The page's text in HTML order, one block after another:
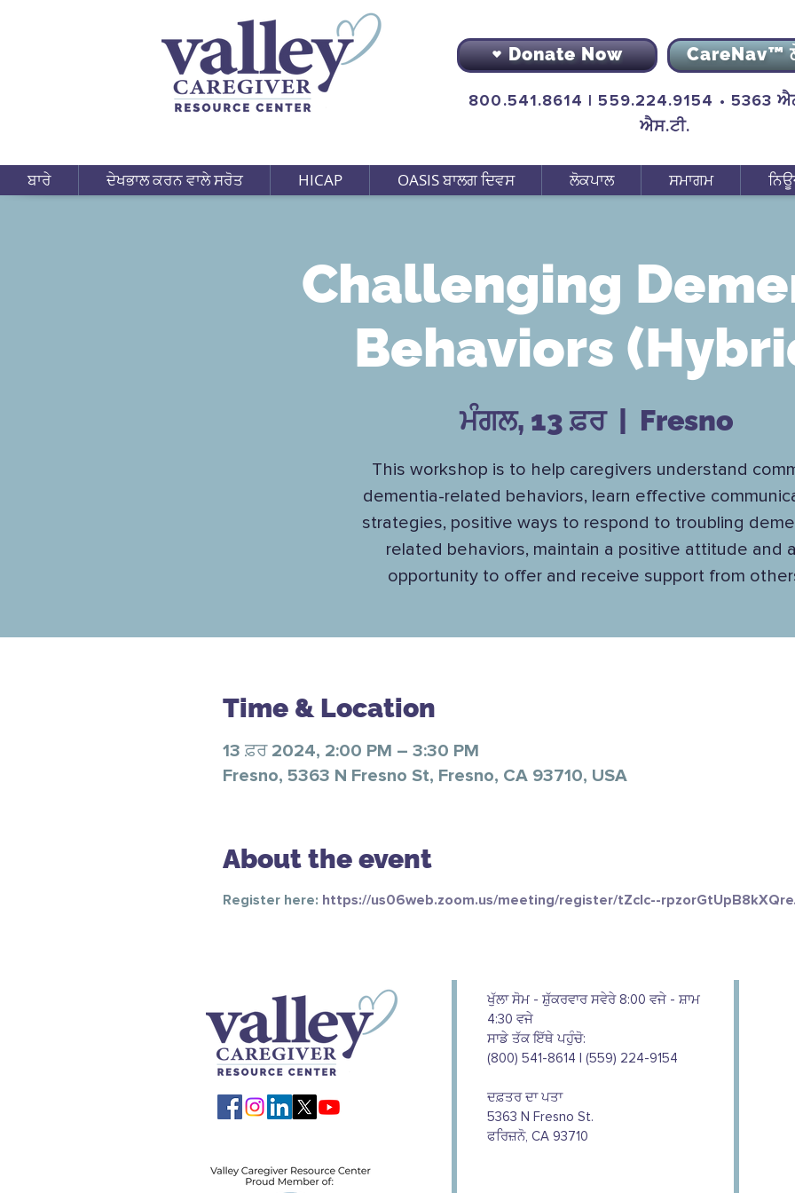
Donate Now CareNav™
800.541.8614 | 559.224.9154 • 5363
ਐਸ.ਟੀ.
ਬਾਰੇ ਦੇਖਭਾਲ ਕਰਨ ਵਾਲੇ ਸਰੋਤ HICAP OASIS ਬਾਲਗ ਦਿਵਸ ਲੋਕਪਾਲ ਸਮਾਗਮ
Challenging
Behaviors
ਮੰਗਲ, 13 ਫ਼ਰ
  |
Fresno
This workshop is to help caregivers understand
dementia-related behaviors, learn effective
strategies, positive ways to respond to troubling
related behaviors, maintain a positive attitude and
opportunity to offer and receive support from
Time & Location
13 ਫ਼ਰ 2024, 2:00 PM – 3:30 PM
Fresno, 5363 N Fresno St, Fresno, CA 93710, USA
About the event
Register here: https://us06web.zoom.us/meeting/register/tZclc--
ਖੁੱਲਾ ਸੋਮ - ਸ਼ੁੱਕਰਵਾਰ ਸਵੇਰੇ 8:00 ਵਜੇ - ਸ਼ਾਮ
4:30 ਵਜੇ
ਸਾਡੇ ਤੱਕ ਇੱਥੇ ਪਹੁੰਚੋ:
(800) 541-8614 | (559) 224-9154
ਦਫ਼ਤਰ ਦਾ ਪਤਾ
5363 N Fresno St.
ਫਰਿਜ਼ਨੋ, CA 93710